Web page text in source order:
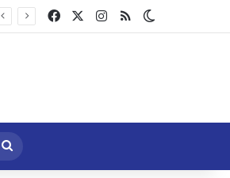
FacebookInstagram
RSS
Procurar
por